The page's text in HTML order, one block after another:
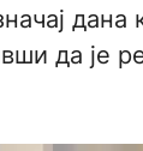
да је